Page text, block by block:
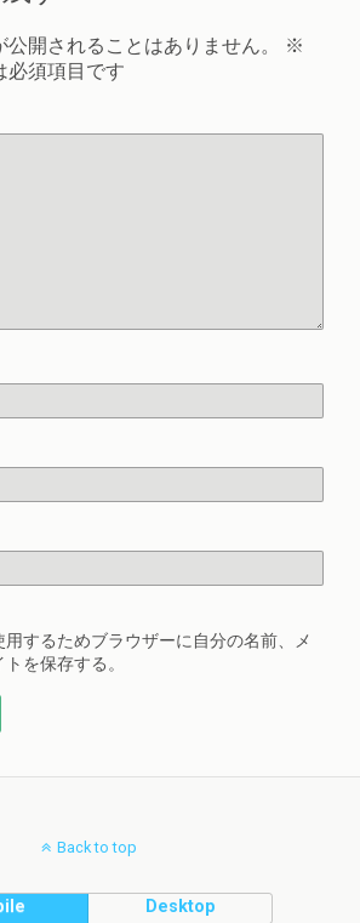
公開されることはありません。
※
必須項目です
するためブラウザーに自分の名前、メ
を保存する。
Back to top
Desktop